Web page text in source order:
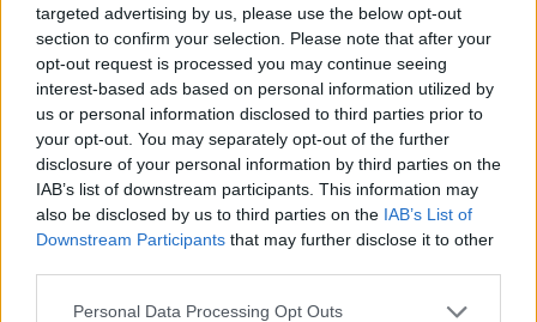
targeted advertising by us, please use the below opt-out
section to confirm your selection. Please note that after your
opt-out request is processed you may continue seeing
interest-based ads based on personal information utilized by
us or personal information disclosed to third parties prior to
your opt-out. You may separately opt-out of the further
disclosure of your personal information by third parties on the
IAB’s list of downstream participants. This information may
also be disclosed by us to third parties on the IAB’s List of
Downstream Participants that may further disclose it to other
Please note that this website/app uses one or more Google
Personal Data Processing Opt Outs
Nem minden gyerek lelkesedik azért, hogy
kilométereken át tekerjen egy bicikliúton. Más a
helyzet viszont akkor, ha útközben bölényeket lehet
látni, arborétumban sétálni, ökocentrumban halakat
nézni vagy éppen egy vár tövében megállni fagyizni.
A kerékpározás világnapja alkalmából aCsodás
Magyarországösszegyűjtött öt olyan hazai bringás
útvonalat, ahol maga az út csak a kaland egyik
része.
Eltűnt kamasz: a „világgá megyek”
tragédiába is torkollhat